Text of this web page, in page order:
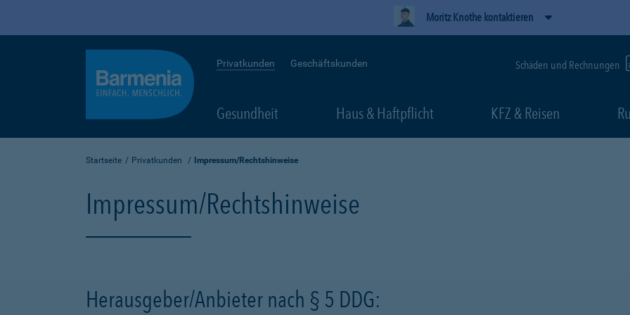
Moritz Knothe kontaktieren
Privatkunden Geschäftskunden Schäden und Rechnungen
Gesundheit Haus & Haftpflicht KFZ & Reisen
Startseite Privatkunden Impressum/Rechtshinweise
Impressum/Rechtshinweise
Herausgeber/Anbieter nach § 5 DDG: